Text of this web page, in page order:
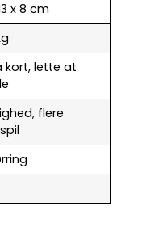
x 8 cm
kort, lette at
flere